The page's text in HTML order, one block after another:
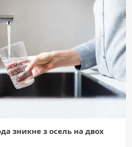
зникне з осель на двох